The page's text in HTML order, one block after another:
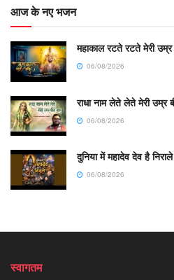
आज के नए भजन
महाकाल रटते रटते मेरी उम्र
06/08/2026
राधा नाम लेते लेते मेरी उम्र
06/08/2026
दुनिया में महादेव देव है
06/08/2026
स्वागतम